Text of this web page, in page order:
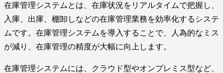
在庫管理システムとは、在庫状況をリアルタイムで把握し、
入庫、出庫、棚卸しなどの在庫管理業務を効率化するシステ
ムです。在庫管理システムを導入することで、人為的なミス
が減り、在庫管理の精度が大幅に向上します。
在庫管理システムには、クラウド型やオンプレミス型など、